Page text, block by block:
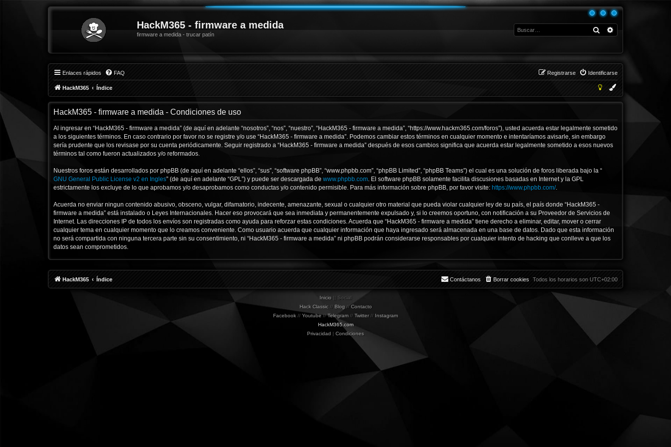
HackM365 - firmware a medida
firmware a medida - trucar patín
Buscar
Enlaces rápidos FAQ Identificarse
Registrarse
HackM365 Índice
HackM365 - firmware a medida - Condiciones de uso
Al ingresar en “HackM365 - firmware a medida” (de aquí en adelante “nosotros”, “nos”, “nuestro”, “HackM365 - firmware a medida”, “https://www.hackm365.com/foros”), usted acuerda estar legalmente sometido
a los siguientes términos. En caso contrario por favor no se registre y/o use “HackM365 - firmware a medida”. Podemos cambiar estos términos en cualquier momento e intentaríamos avisarle, sin embargo
sería prudente que los revisase por su cuenta periódicamente. Seguir registrado a “HackM365 - firmware a medida” después de esos cambios significa que acuerda estar legalmente sometido a esos nuevos
términos tal como fueron actualizados y/o reformados.
Nuestros foros están desarrollados por phpBB (de aquí en adelante “ellos”, “sus”, “software phpBB”, “www.phpbb.com”, “phpBB Limited”, “phpBB Teams”) el cual es una solución de foros liberada bajo la “
GNU General Public License v2 en Ingles” (de aquí en adelante “GPL”) y puede ser descargada de www.phpbb.com. El software phpBB solamente facilita discusiones basadas en Internet y la GPL
estrictamente los excluye de lo que aprobamos y/o desaprobamos como conductas y/o contenido permisible. Para más información sobre phpBB, por favor visite: https://www.phpbb.com/.
Acuerda no enviar ningun contenido abusivo, obsceno, vulgar, difamatorio, indecente, amenazante, sexual o cualquier otro material que pueda violar cualquier ley de su país, el país donde “HackM365 -
firmware a medida” está instalado o Leyes Internacionales. Hacer eso provocará que sea inmediata y permanentemente expulsado y, si lo creemos oportuno, con notificación a su Proveedor de Servicios de
Internet. Las direcciones IP de todos los envíos son registradas como ayuda para reforzar estas condiciones. Acuerda que “HackM365 - firmware a medida” tiene derecho a eliminar, editar, mover o cerrar
cualquier tema en cualquier momento que lo creamos conveniente. Como usuario acuerda que cualquier información que haya ingresado será almacenada en una base de datos. Dado que esta información
no será compartida con ninguna tercera parte sin su consentimiento, ni “HackM365 - firmware a medida” ni phpBB podrán considerarse responsables por cualquier intento de hacking que conlleve a que los
datos sean comprometidos.
HackM365 Índice Todos los horarios son UTC+02:00
Borrar cookies
Contáctanos
Inicio || Social
Hack Classic// Blog//Contacto
Facebook // Youtube//Telegram // Twitter// Instagram
HackM365.com
Privacidad | Condiciones